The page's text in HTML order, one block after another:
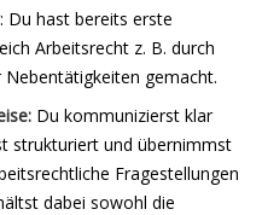
: Du hast bereits erste
Arbeitsrecht z. B. durch
gemacht.
Du kommunizierst klar
strukturiert und übernimmst
Fragestellungen
dabei sowohl die